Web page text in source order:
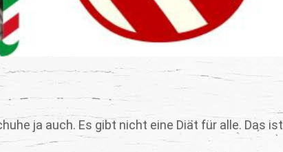
ja auch. Es gibt nicht eine Diät für alle. Das ist